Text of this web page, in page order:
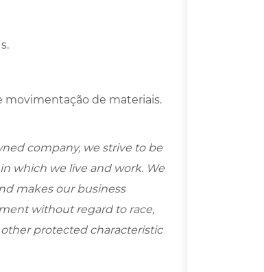
movimentação de materiais.
company, we strive to be
which we live and work. We
makes our business
without regard to race,
other protected characteristic